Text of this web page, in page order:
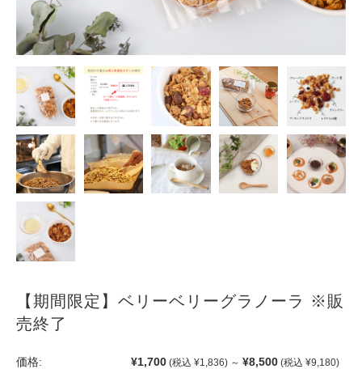
【期間限定】ベリーベリーグラノーラ ※販
売終了
価格: ¥1,700 (税込 ¥1,836) ～ ¥8,500 (税込 ¥9,180)